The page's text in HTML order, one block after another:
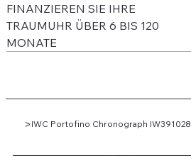
FINANZIEREN SIE IHRE
TRAUMUHR ÜBER 6 BIS 120
MONATE
> IWC Portofino Chronograph IW391028